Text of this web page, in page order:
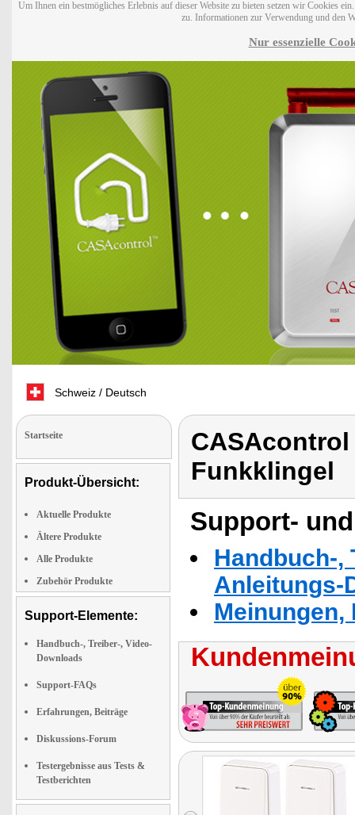
Um Ihnen ein bestmögliches Erlebnis auf dieser Website zu bieten setzen wir Cookies
zu. Informationen zur Verwendung und den
Nur essenzielle
Schweiz / Deutsch
Startseite
Produkt-Übersicht:
Aktuelle Produkte
Ältere Produkte
Alle Produkte
Zubehör Produkte
Support-Elemente:
Handbuch-, Treiber-, Video-
Downloads
Support-FAQs
Erfahrungen, Beiträge
Diskussions-Forum
Testergebnisse aus Tests &
Testberichten
Funkklingel
Support-
Handbuch-,
Anleitungs-